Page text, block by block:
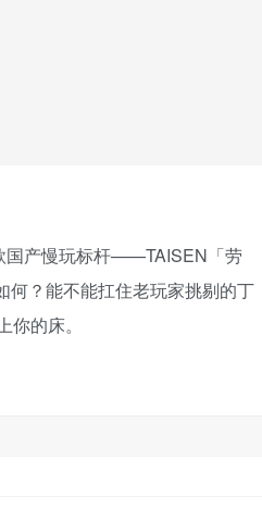
国产慢玩标杆——TAISEN「劳
何？能不能扛住老玩家挑剔的丁
的床。